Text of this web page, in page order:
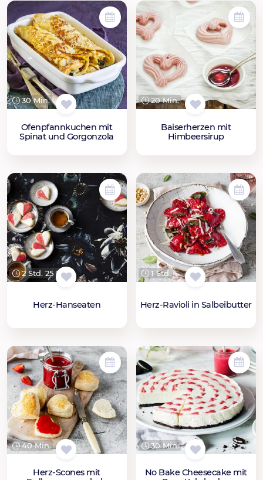
30 Min.
Ofenpfannkuchen mit
Spinat und Gorgonzola
20 Min.
Baiserherzen mit
Himbeersirup
2 Std. 25 Min.
Herz-Hanseaten
1 Std.
Herz-Ravioli in Salbeibutter
40 Min.
Herz-Scones mit
30 Min.
No Bake Cheesecake mit